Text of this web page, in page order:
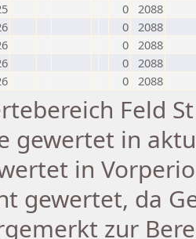
0 2088
0 2088
0 2088
0 2088
0 2088
Feld
gewertet in
in
gewertet, da
zur